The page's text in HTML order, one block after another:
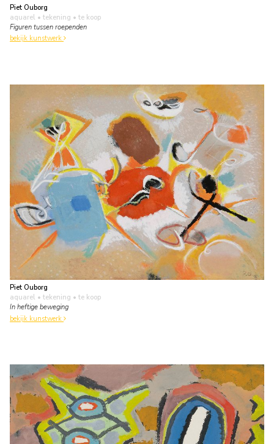
Piet Ouborg
aquarel • tekening • te koop
Figuren tussen roependen
bekijk kunstwerk
Piet Ouborg
aquarel • tekening • te koop
In heftige beweging
bekijk kunstwerk